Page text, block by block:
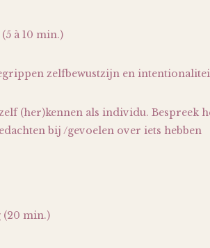
(5 à 10 min.)
zelfbewustzijn en
(her)kennen als individu. Bespreek
bij /gevoelen over iets hebben
(20 min.)